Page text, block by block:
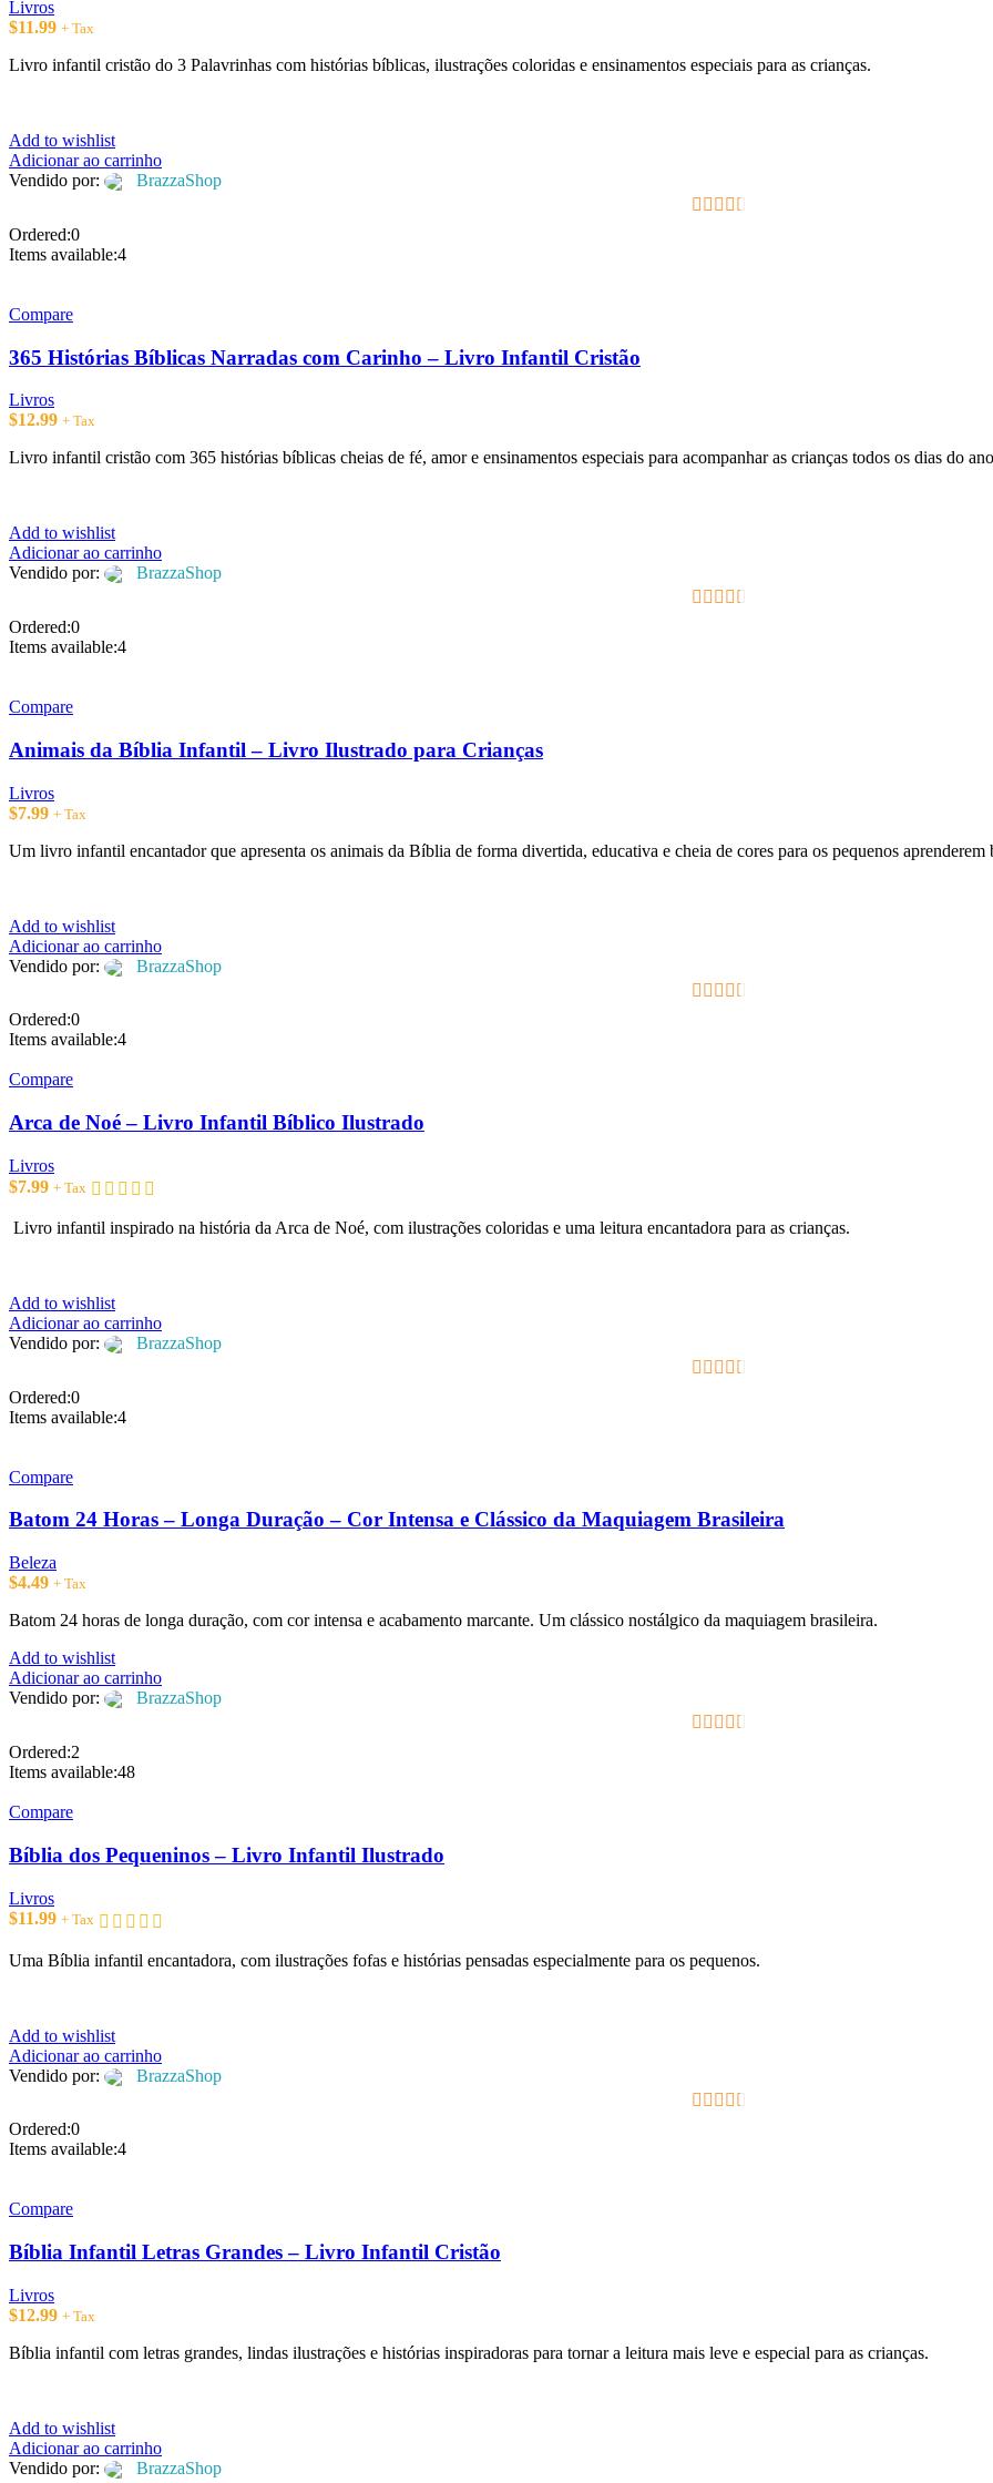
Livros
$11.99 + Tax
Livro infantil cristão do 3 Palavrinhas com histórias bíblicas, ilustrações coloridas e ensinamentos especiais para as crianças.
Add to wishlist
Adicionar ao carrinho
Vendido por:
BrazzaShop
Ordered:0
Items available:4
Compare
365 Histórias Bíblicas Narradas com Carinho – Livro Infantil Cristão
Livros
$12.99 + Tax
Livro infantil cristão com 365 histórias bíblicas cheias de fé, amor e ensinamentos especiais para acompanhar as crianças todos os dias do
Add to wishlist
Adicionar ao carrinho
Vendido por:
BrazzaShop
Ordered:0
Items available:4
Compare
Animais da Bíblia Infantil – Livro Ilustrado para Crianças
Livros
$7.99 + Tax
Um livro infantil encantador que apresenta os animais da Bíblia de forma divertida, educativa e cheia de cores para os pequenos aprenderem
Add to wishlist
Adicionar ao carrinho
Vendido por:
BrazzaShop
Ordered:0
Items available:4
Compare
Arca de Noé – Livro Infantil Bíblico Ilustrado
Livros
$7.99 + Tax
Livro infantil inspirado na história da Arca de Noé, com ilustrações coloridas e uma leitura encantadora para as crianças.
Add to wishlist
Adicionar ao carrinho
Vendido por:
BrazzaShop
Ordered:0
Items available:4
Compare
Batom 24 Horas – Longa Duração – Cor Intensa e Clássico da Maquiagem Brasileira
Beleza
$4.49 + Tax
Batom 24 horas de longa duração, com cor intensa e acabamento marcante. Um clássico nostálgico da maquiagem brasileira.
Add to wishlist
Adicionar ao carrinho
Vendido por:
BrazzaShop
Ordered:2
Items available:48
Compare
Bíblia dos Pequeninos – Livro Infantil Ilustrado
Livros
$11.99 + Tax
Uma Bíblia infantil encantadora, com ilustrações fofas e histórias pensadas especialmente para os pequenos.
Add to wishlist
Adicionar ao carrinho
Vendido por:
BrazzaShop
Ordered:0
Items available:4
Compare
Bíblia Infantil Letras Grandes – Livro Infantil Cristão
Livros
$12.99 + Tax
Bíblia infantil com letras grandes, lindas ilustrações e histórias inspiradoras para tornar a leitura mais leve e especial para as crianças.
Add to wishlist
Adicionar ao carrinho
Vendido por:
BrazzaShop